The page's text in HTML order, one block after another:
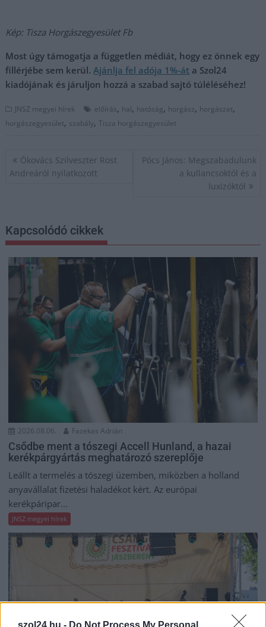
szol24.hu - Do Not Process My Personal
Kép: Tisza Horgászegyesület Fb
Most úgy támogatja a független médiát, hogy ez önnek egy
fillérjébe sem kerül.Ajánlja fel adója 1%-át a Szol24
kiadójának és járuljon hozzá a szabad sajtó túléléséhez!
JNSZ megyei hírek előírás, hal, hatóság, horgász, horgászat,
horgászegyesület, szabály,Tisza horgászegyesület
Bejegyzés
navigáció
Ókovács Szilveszter Rost
Andreáról nyilatkozott
Pócs János: Megszabadulunk
a kullancsoktól és a
luxizóktól
Kapcsolódó cikkek
2026.08.06. Fazekas Adrián
Csődbe ment a tószegi Accell Hunland, a hazai
kerékpárgyártás meghatározó szereplője
Leállt a termelés a tószegi üzemben, miközben a holland
anyavállalat fizetési haladékot kért. Az európai
kerékpáripar...
JNSZ megyei hírek